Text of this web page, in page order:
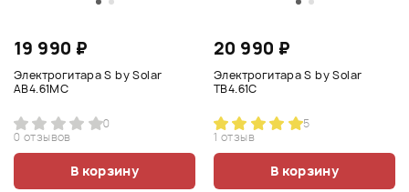
19 990 ₽
Электрогитара S by Solar
AB4.61MC
0
0 отзывов
В корзину
20 990 ₽
Электрогитара S by Solar
TB4.61C
5
1 отзыв
В корзину